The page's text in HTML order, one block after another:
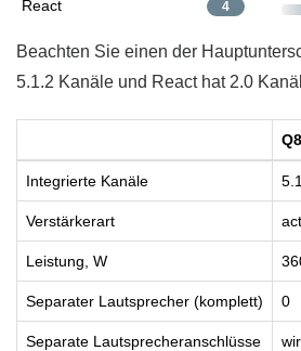
React 4
Beachten Sie einen der
5.1.2 Kanäle und React hat 2.0
Integrierte Kanäle
Verstärkerart
Leistung, W
Separater Lautsprecher (komplett) 0
Separate Lautsprecheranschlüsse